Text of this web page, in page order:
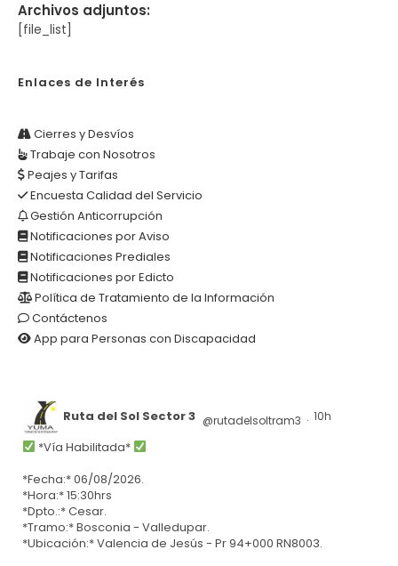
Archivos adjuntos:
[file_list]
Enlaces de Interés
Cierres y Desvíos
Trabaje con Nosotros
Peajes y Tarifas
Encuesta Calidad del Servicio
Gestión Anticorrupción
Notificaciones por Aviso
Notificaciones Prediales
Notificaciones por Edicto
Política de Tratamiento de la Información
Contáctenos
App para Personas con Discapacidad
Ruta del Sol Sector 3 @rutadelsoltram3 · 10h
*Vía Habilitada*
*Fecha:* 06/08/2026.
*Hora:* 15:30hrs
*Dpto.:* Cesar.
*Tramo:* Bosconia - Valledupar.
*Ubicación:* Valencia de Jesús - Pr 94+000 RN8003.